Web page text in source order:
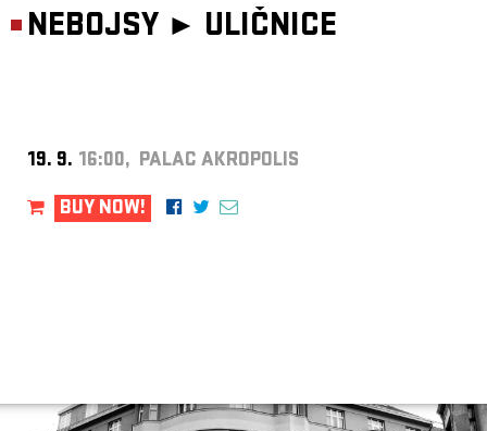
NEBOJSY ► ULIČNICE
19. 9. 16:00, PALAC AKROPOLIS
BUY NOW!